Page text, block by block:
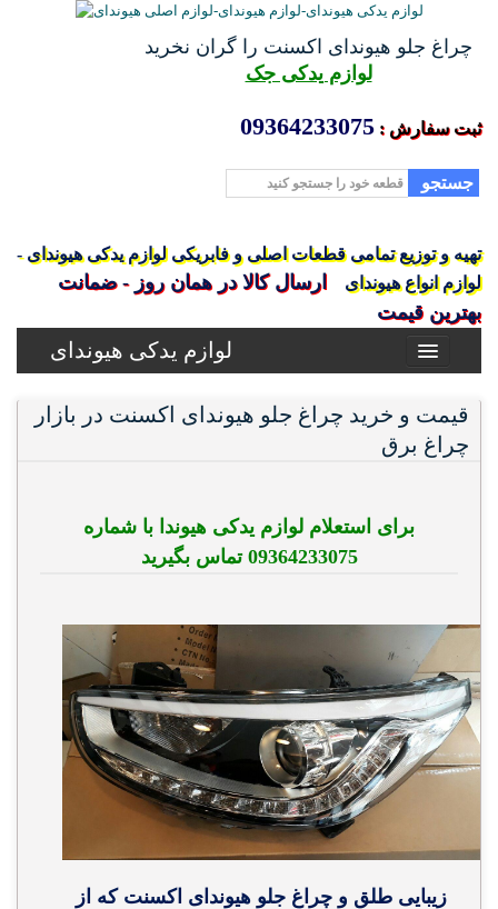
چراغ جلو هیوندای اکسنت را گران نخرید
لوازم یدکی جک
ثبت سفارش : 09364233075
جستجو
تهیه و توزیع تمامی قطعات اصلی و فابریکی لوازم یدکی هیوندای -
لوازم انواع هیوندای
ارسال کالا در همان روز - ضمانت
بهترین قیمت
لوازم یدکی هیوندای
قیمت و خرید چراغ جلو هیوندای اکسنت در بازار
چراغ برق
برای استعلام لوازم یدکی هیوندا با شماره
09364233075 تماس بگیرید
زیبایی طلق و چراغ جلو هیوندای اکسنت که از